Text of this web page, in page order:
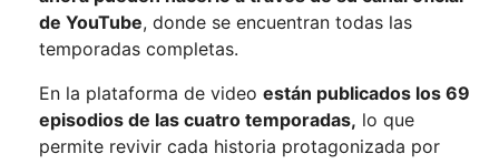
de YouTube, donde se encuentran todas las
temporadas completas.
En la plataforma de video están publicados los 69
episodios de las cuatro temporadas, lo que
permite revivir cada historia protagonizada por